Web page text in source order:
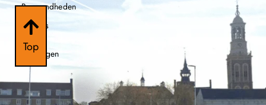
Top
Beroemdheden
Nieuws
112
meldingen